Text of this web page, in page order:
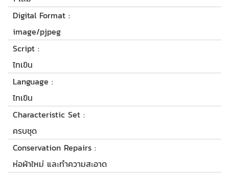
Digital Format :
image/pjpeg
Script :
ไทเขิน
Language :
ไทเขิน
Characteristic Set :
ครบชุด
Conservation Repairs :
ห่อผ้าใหม่ และทำความสะอาด